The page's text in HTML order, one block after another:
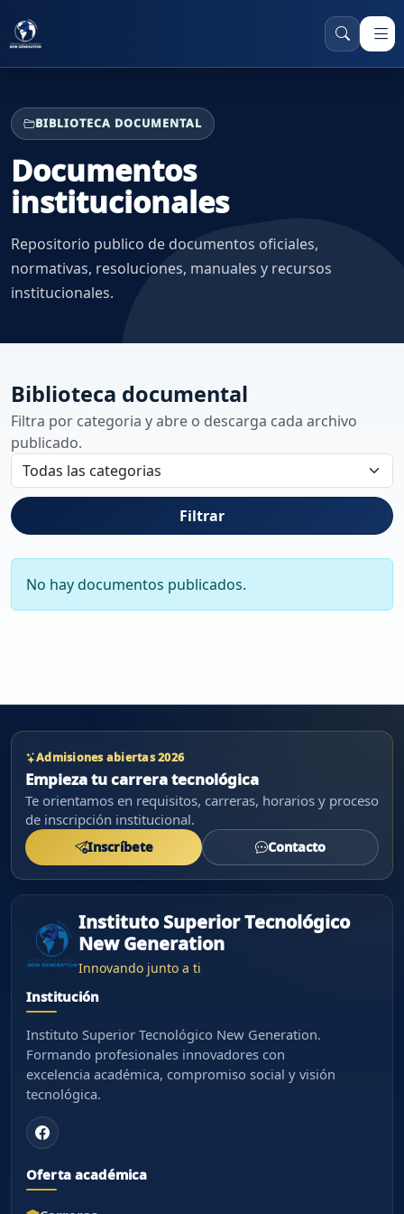
BIBLIOTECA DOCUMENTAL
Documentos
institucionales
Repositorio publico de documentos oficiales,
normativas, resoluciones, manuales y recursos
institucionales.
Biblioteca documental
Filtra por categoria y abre o descarga cada archivo
publicado.
Filtrar
No hay documentos publicados.
Admisiones abiertas 2026
Empieza tu carrera tecnológica
Te orientamos en requisitos, carreras, horarios y proceso
de inscripción institucional.
Inscríbete Contacto
Instituto Superior Tecnológico
New Generation
Innovando junto a ti
Institución
Instituto Superior Tecnológico New Generation.
Formando profesionales innovadores con
excelencia académica, compromiso social y visión
tecnológica.
Oferta académica